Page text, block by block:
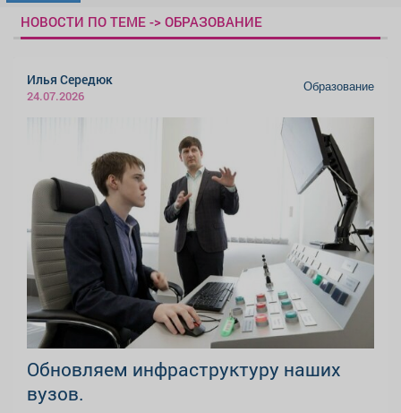
НОВОСТИ ПО ТЕМЕ -> ОБРАЗОВАНИЕ
Илья Середюк
24.07.2026
Образование
Обновляем инфраструктуру наших
вузов.